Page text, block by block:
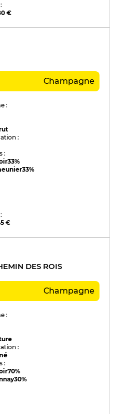
€
Champagne
:
:
:
33%
33%
€
DES ROIS
Champagne
:
:
:
70%
30%